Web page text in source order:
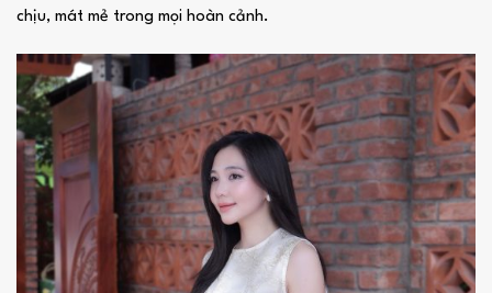
chịu, mát mẻ trong mọi hoàn cảnh.